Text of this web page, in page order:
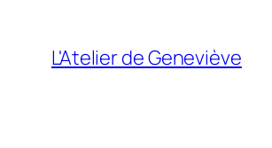
contenu
L'Atelier de Geneviève